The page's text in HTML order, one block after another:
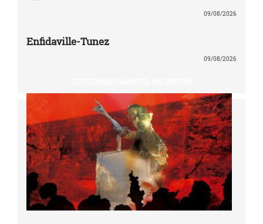
09/08/2026
Enfidaville-Tunez
09/08/2026